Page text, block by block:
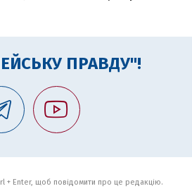
ПРАВДУ"!
+ Enter, щоб повідомити про це редакцію.